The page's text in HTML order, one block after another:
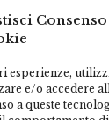
Consenso
esperienze,
e/o accedere
a queste